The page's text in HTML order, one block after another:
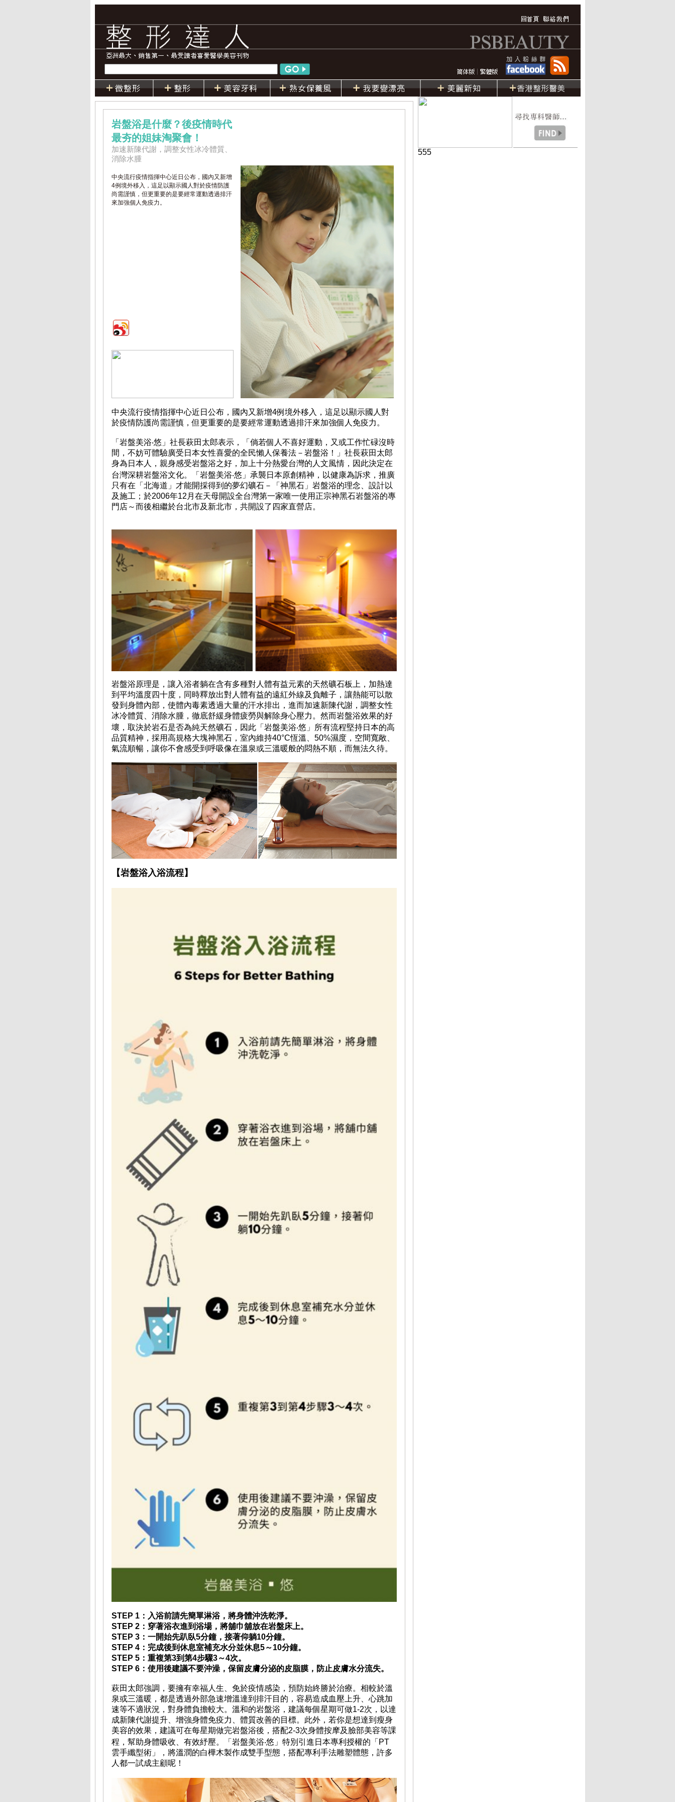
岩盤浴是什麼？後疫情時代
最夯的姐妹淘聚會！
加速新陳代謝，調整女性冰冷體質、
消除水腫
中央流行疫情指揮中心近日公布，國內又新增
4例境外移入，這足以顯示國人對於疫情防護
尚需謹慎，但更重要的是要經常運動透過排汗
來加強個人免疫力。
中央流行疫情指揮中心近日公布，國內又新增4例境外移入，這足以顯示國人對
於疫情防護尚需謹慎，但更重要的是要經常運動透過排汗來加強個人免疫力。
「岩盤美浴‧悠」社長萩田太郎表示，「倘若個人不喜好運動，又或工作忙碌沒時
間，不妨可體驗廣受日本女性喜愛的全民懶人保養法－岩盤浴！」社長萩田太郎
身為日本人，親身感受岩盤浴之好，加上十分熱愛台灣的人文風情，因此決定在
台灣深耕岩盤浴文化。「岩盤美浴‧悠」承襲日本原創精神，以健康為訴求，推廣
只有在「北海道」才能開採得到的夢幻礦石－「神黑石」岩盤浴的理念、設計以
及施工；於2006年12月在天母開設全台灣第一家唯一使用正宗神黑石岩盤浴的專
門店～而後相繼於台北市及新北市，共開設了四家直營店。
岩盤浴原理是，讓入浴者躺在含有多種對人體有益元素的天然礦石板上，加熱達
到平均溫度四十度，同時釋放出對人體有益的遠紅外線及負離子，讓熱能可以散
發到身體內部，使體內毒素透過大量的汗水排出，進而加速新陳代謝，調整女性
冰冷體質、消除水腫，徹底舒緩身體疲勞與解除身心壓力。然而岩盤浴效果的好
壞，取決於岩石是否為純天然礦石，因此「岩盤美浴‧悠」所有流程堅持日本的高
品質精神，採用高規格大塊神黑石，室內維持40°C恆溫、50%濕度，空間寬敞、
氣流順暢，讓你不會感受到呼吸像在溫泉或三溫暖般的悶熱不順，而無法久待。
【岩盤浴入浴流程】
STEP 1：入浴前請先簡單淋浴，將身體沖洗乾淨。
STEP 2：穿著浴衣進到浴場，將舖巾舖放在岩盤床上。
STEP 3：一開始先趴臥5分鐘，接著仰躺10分鐘。
STEP 4：完成後到休息室補充水分並休息5～10分鐘。
STEP 5：重複第3到第4步驟3～4次。
STEP 6：使用後建議不要沖澡，保留皮膚分泌的皮脂膜，防止皮膚水分流失。
萩田太郎強調，要擁有幸福人生、免於疫情感染，預防始終勝於治療。相較於溫
泉或三溫暖，都是透過外部急速增溫達到排汗目的，容易造成血壓上升、心跳加
速等不適狀況，對身體負擔較大。溫和的岩盤浴，建議每個星期可做1-2次，以達
成新陳代謝提升、增強身體免疫力、體質改善的目標。此外，若你是想達到瘦身
美容的效果，建議可在每星期做完岩盤浴後，搭配2-3次身體按摩及臉部美容等課
程，幫助身體吸收、有效紓壓。「岩盤美浴‧悠」特別引進日本專利授權的「PT
雲手纖型術」，將溫潤的白樺木製作成雙手型態，搭配專利手法雕塑體態，許多
人都一試成主顧呢！
555